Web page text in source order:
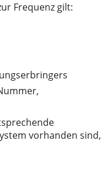
Frequenz gilt:
vorhanden sind,